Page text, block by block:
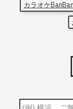
カラオケBanBan